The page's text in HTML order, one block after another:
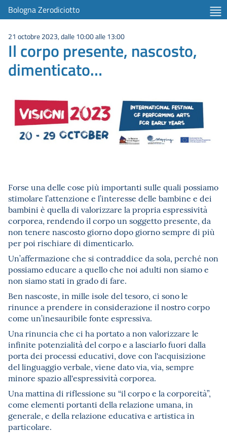
Bologna Zerodiciotto
21 octobre 2023, dalle 10:00 alle 13:00
Il corpo presente, nascosto,
dimenticato…
Forse una delle cose più importanti sulle quali possiamo
stimolare l’attenzione e l’interesse delle bambine e dei
bambini è quella di valorizzare la propria espressività
corporea, rendendo il corpo un soggetto presente, da
non tenere nascosto giorno dopo giorno sempre di più
per poi rischiare di dimenticarlo.
Un’affermazione che si contraddice da sola, perché non
possiamo educare a quello che noi adulti non siamo e
non siamo stati in grado di fare.
Ben nascoste, in mille isole del tesoro, ci sono le
rinunce a prendere in considerazione il nostro corpo
come un’inesauribile fonte espressiva.
Una rinuncia che ci ha portato a non valorizzare le
infinite potenzialità del corpo e a lasciarlo fuori dalla
porta dei processi educativi, dove con l'acquisizione
del linguaggio verbale, viene dato via, via, sempre
minore spazio all'espressività corporea.
Una mattina di riflessione su “il corpo e la corporeità”,
come elementi portanti della relazione umana, in
generale, e della relazione educativa e artistica in
particolare.